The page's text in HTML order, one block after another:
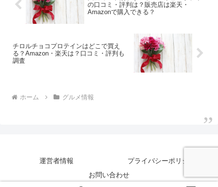
の口コミ・評判は？販売店は楽天・
Amazonで購入できる？
チロルチョコプロテインはどこで買え
る？Amazon・楽天は？口コミ・評判も
調査
ホーム グルメ情報
運営者情報
プライバシーポリシー
お問い合わせ